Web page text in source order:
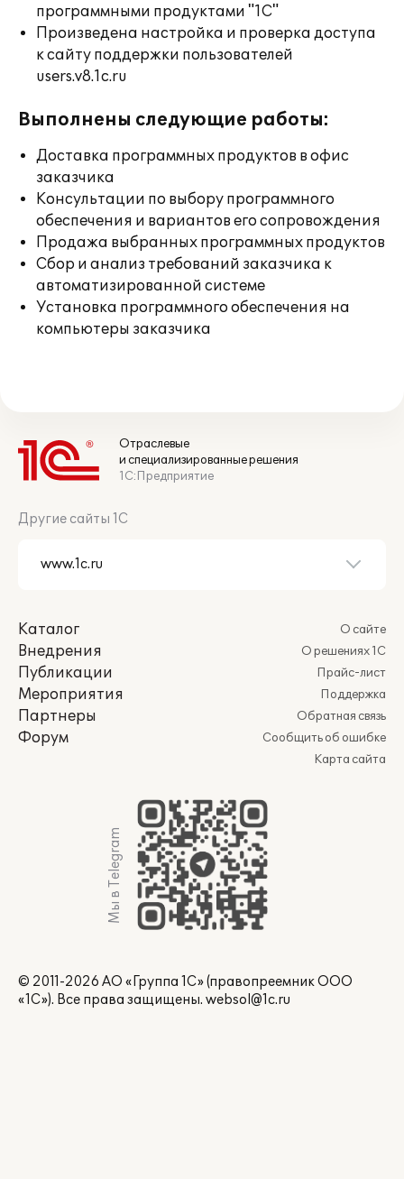
программными продуктами "1С"
Произведена настройка и проверка доступа
к сайту поддержки пользователей
users.v8.1c.ru
Выполнены следующие работы:
Доставка программных продуктов в офис
заказчика
Консультации по выбору программного
обеспечения и вариантов его сопровождения
Продажа выбранных программных продуктов
Сбор и анализ требований заказчика к
автоматизированной системе
Установка программного обеспечения на
компьютеры заказчика
Отраслевые
и специализированные решения
1С:Предприятие
Другие сайты 1С
Каталог
Внедрения
Публикации
Мероприятия
Партнеры
Форум
О сайте
О решениях 1С
Прайс-лист
Поддержка
Обратная связь
Сообщить об ошибке
Карта сайта
Мы в Telegram
© 2011-2026 АО «Группа 1С» (правопреемник ООО
«1С»). Все права защищены. websol@1c.ru